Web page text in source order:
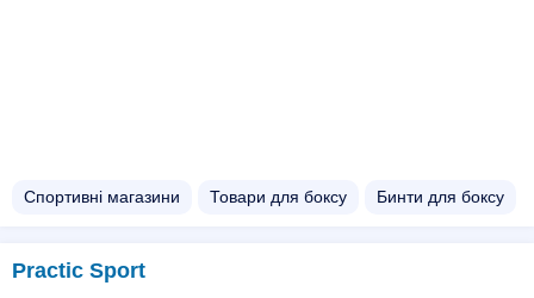
Спортивні магазини Товари для боксу Бинти для боксу
Practic Sport